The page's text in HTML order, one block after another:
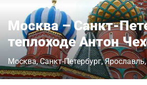
Москва – Санкт-
теплоходе Антон
Москва Санкт-Петербург Ярославль